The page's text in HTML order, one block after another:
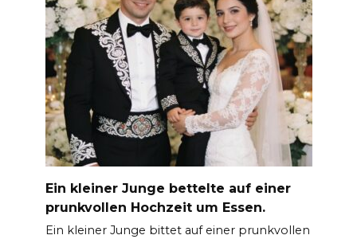
Ein kleiner Junge bettelte auf einer
prunkvollen Hochzeit um Essen.
Ein kleiner Junge bittet auf einer prunkvollen